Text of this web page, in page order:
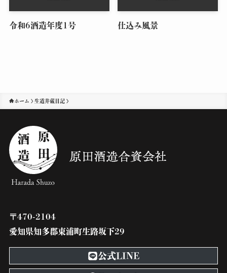
令和6酒造年度1号 仕込み風景
ホーム 生道井蔵日記
〒470-2104
愛知県知多郡東浦町生路坂下29
公式LINE